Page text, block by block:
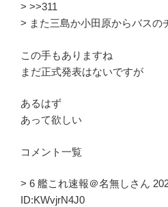
> >>311
> また三島か小田原からバスの
この手もありますね
まだ正式発表はないですが
あるはず
あって欲しい
コメント一覧
> 6 艦これ速報＠名無しさん
ID:KWvjrN4J0